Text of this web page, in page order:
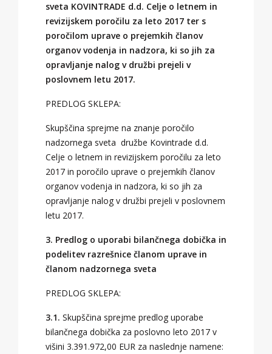
sveta KOVINTRADE d.d. Celje o letnem in
revizijskem poročilu za leto 2017 ter s
poročilom uprave o prejemkih članov
organov vodenja in nadzora, ki so jih za
opravljanje nalog v družbi prejeli v
poslovnem letu 2017.
PREDLOG SKLEPA:
Skupščina sprejme na znanje poročilo
nadzornega sveta družbe Kovintrade d.d.
Celje o letnem in revizijskem poročilu za leto
2017 in poročilo uprave o prejemkih članov
organov vodenja in nadzora, ki so jih za
opravljanje nalog v družbi prejeli v poslovnem
letu 2017.
3. Predlog o uporabi bilančnega dobička in
podelitev razrešnice članom uprave in
članom nadzornega sveta
PREDLOG SKLEPA:
3.1. Skupščina sprejme predlog uporabe
bilančnega dobička za poslovno leto 2017 v
višini 3.391.972,00 EUR za naslednje namene: